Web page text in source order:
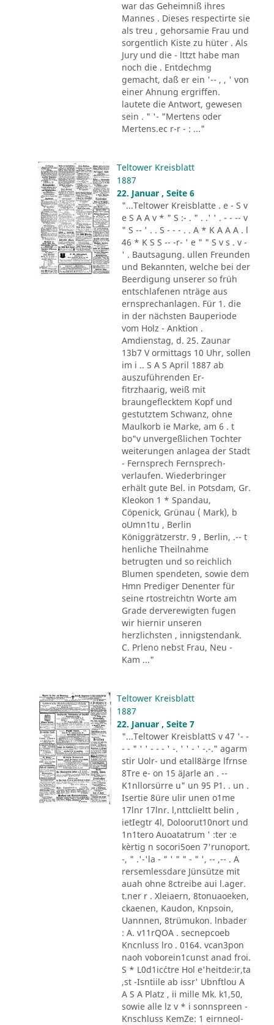
war das Geheimniß ihres
Mannes . Dieses respectirte sie
als treu , gehorsamie Frau und
sorgentlich Kiste zu hüter . Als
Jury und die - lttzt habe man
noch die . Entdechmg
gemacht, daß er ein '-- , , ' von
einer Ahnung ergriffen.
lautete die Antwort, gewesen
sein . " '- "Mertens oder
Mertens.ec r-r - : ..."
Teltower Kreisblatt
1887
22. Januar , Seite 6
"...Teltower Kreisblatte . e - S v
e S A A v * " S :- . " . .' ' . - - -- v
" S -- ' . . S - - - . . A * K A A A . l
46 * K S S -- -r- ' e " " S v s . v -
' . Bautsagung. ullen Freunden
und Bekannten, welche bei der
Beerdigung unserer so früh
entschlafenen nträge aus
ernsprechanlagen. Für 1. die
in der nächsten Bauperiode
vom Holz - Anktion .
Amdienstag, d. 25. Zaunar
13b7 V ormittags 10 Uhr, sollen
im i .. S A S April 1887 ab
auszuführenden Er-
fitrzhaarig, weiß mit
braungeflecktem Kopf und
gestutztem Schwanz, ohne
Maulkorb ie Marke, am 6 . t
bo"v unvergeßlichen Tochter
weiterungen anlagea der Stadt
- Fernsprech Fernsprech-
verlaufen. Wiederbringer
erhält gute Bel. in Potsdam, Gr.
Kleokon 1 * Spandau,
Cöpenick, Grünau ( Mark), b
oUmn1tu , Berlin
Königgrätzerstr. 9 , Berlin, .-- t
henliche Theilnahme
betrugten und so reichlich
Blumen spendeten, sowie dem
Hmn Prediger Denenter für
seine rtostreichtn Worte am
Grade derverewigten fugen
wir hiernir unseren
herzlichsten , innigstendank.
C. Prleno nebst Frau, Neu -
Kam ..."
Teltower Kreisblatt
1887
22. Januar , Seite 7
"...Teltower KreisblattS v 47 '- -
- - " ' ' - - - ' -. ' ' - ' -.-." agarm
stir Uolr- und etall8ärge lfrnse
8Tre e- on 15 äJarle an . --
K1nllorsürre u" un 95 P1. . un .
Isertie 8üre ulir unen o1me
17lnr 17lnr. l,nttclieltt belin ,
ietIegtr 4l, Doloorut10nort und
1n1tero Auoatatrum ' :ter :e
kèrtig n socori5oen 7'runoport.
-, " .'-'la - " ' " " - " ', -- ,-- . A
rersemlessdare Jünsütze mit
auah ohne 8ctreibe aui l.ager.
t.ner r . Xleiaern, 8tonuaoeken,
ckaenen, Kaudon, Knpsoin,
Uannnen, 8trümukon. lnbader
: A. v11rQOA . secnepcoeb
Kncnluss lro . 0164. vcan3pon
naoh voborein1cunst anad froi.
S * L0d1ic´ctre Hol e'heitde:ir,ta
,st -Isntiile ab issr' Ubnftlou A
A S A Platz , ii mille Mk. k1,50,
sowie alle lz v * i sonnspreen -
Knschluss KemZe: 1 eirnneol-